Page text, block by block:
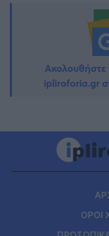
Ακολουθήστε
ipliroforia.gr
ΟΡΟΙ